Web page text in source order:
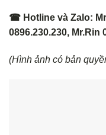
☎ Hotline và Zalo:
0896.230.230, Mr.Rin
(Hình ảnh có bản